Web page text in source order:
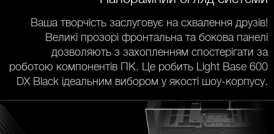
Ваша творчість заслуговує на схвалення друзів!
Великі прозорі фронтальна та бокова панелі
дозволяють з захопленням спостерігати за
роботою компонентів ПК. Це робить Light Base 600
DX Black ідеальним вибором у якості шоу-корпусу.